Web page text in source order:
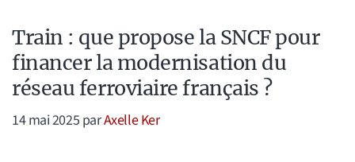
Train : que propose la SNCF pour
financer la modernisation du
réseau ferroviaire français ?
14 mai 2025 parAxelle Ker